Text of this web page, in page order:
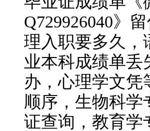
Q729926040》
理入职要多久，
业本科成绩单丢
办，心理学文凭
顺序，生物科学
证查询，教育学